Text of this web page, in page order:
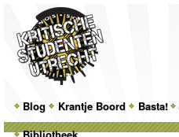
MainSkip
Skip
Blog Krantje Boord Basta!